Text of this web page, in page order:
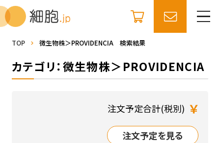
TOP 微生物株＞PROVIDENCIA 検索結果
カテゴリ：微生物株＞PROVIDENCIA
注文予定合計(税別) ￥
注文予定を見る